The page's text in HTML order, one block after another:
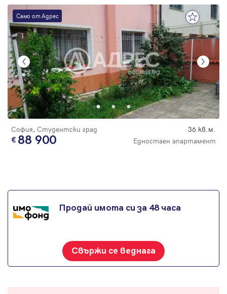
Само от Адрес
София, Студентски град 36 кв.м.
88 900 Едностаен апартамент
Продай имота си за 48 часа
Свържи се веднага